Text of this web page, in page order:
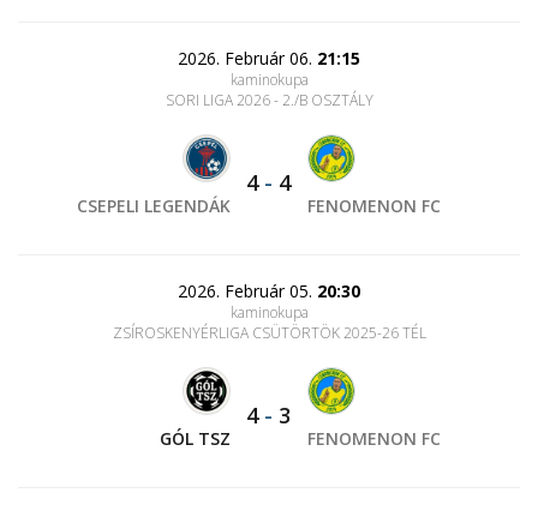
2026. Február 06. 21:15
kaminokupa
SORI LIGA 2026 - 2./B OSZTÁLY
CSEPELI LEGENDÁK
4- 4
FENOMENON FC
2026. Február 05. 20:30
kaminokupa
ZSÍROSKENYÉRLIGA CSÜTÖRTÖK 2025-26 TÉL
GÓL TSZ
4- 3
FENOMENON FC